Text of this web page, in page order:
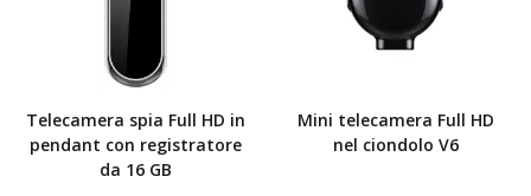
Telecamera spia Full HD in
pendant con registratore
da 16 GB
Mini telecamera Full HD
nel ciondolo V6